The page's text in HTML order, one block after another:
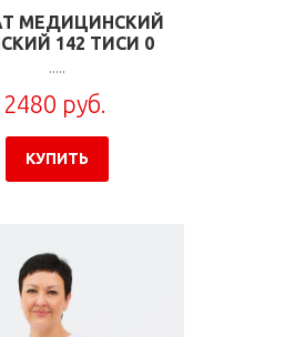
МЕДИЦИНСКИЙ
142 ТИСИ 0
.....
2480 руб.
КУПИТЬ